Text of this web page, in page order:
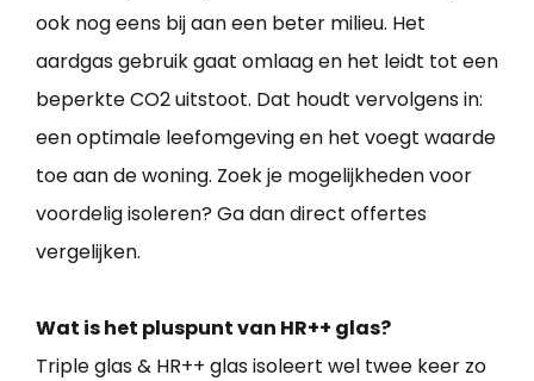
ook nog eens bij aan een beter milieu. Het
aardgas gebruik gaat omlaag en het leidt tot een
beperkte CO2 uitstoot. Dat houdt vervolgens in:
een optimale leefomgeving en het voegt waarde
toe aan de woning. Zoek je mogelijkheden voor
voordelig isoleren? Ga dan direct offertes
vergelijken.
Wat is het pluspunt van HR++ glas?
Triple glas & HR++ glas isoleert wel twee keer zo